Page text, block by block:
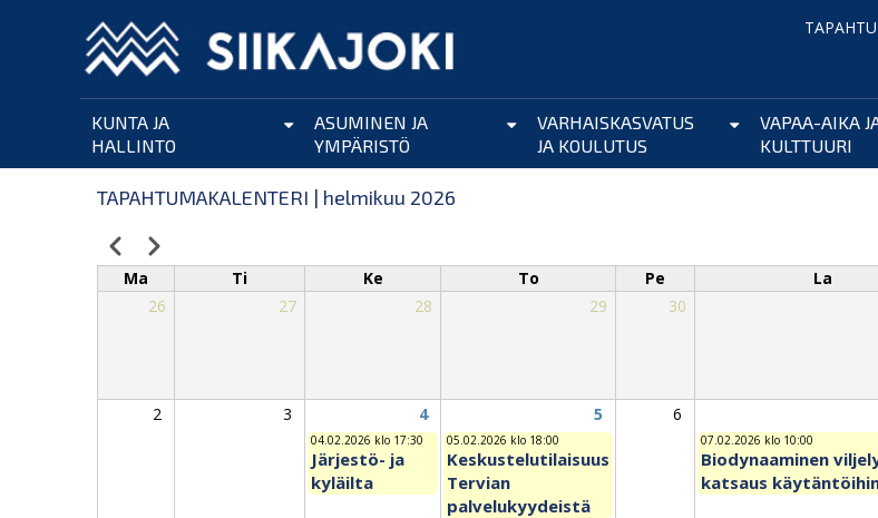
Hyppää
pääsisältöön
KUNTA JA
HALLINTO
ASUMINEN JA
YMPÄRISTÖ
VARHAISKASVATUS
JA KOULUTUS
VAPAA-AIKA
KULTTUURI
TAPAHTUMAKALENTERI | helmikuu 2026
Sivutus
EdellinenSeuraava
Ma
Ti Ke To Pe La
26
27 28 29 30
2 3 4 5 6
04.02.2026 klo 17:30
Järjestö- ja
kyläilta
05.02.2026 klo 18:00
Keskustelutilaisuus
Tervian
palvelukyydeistä
07.02.2026 klo 10:00
Biodynaaminen
katsaus